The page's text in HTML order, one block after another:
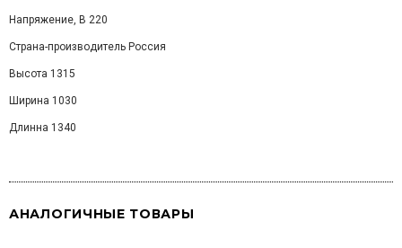
Напряжение, В 220
Страна-производитель Россия
Высота 1315
Ширина 1030
Длинна 1340
АНАЛОГИЧНЫЕ ТОВАРЫ